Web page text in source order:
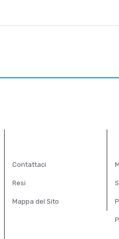
Contattaci
Resi
Mappa del Sito